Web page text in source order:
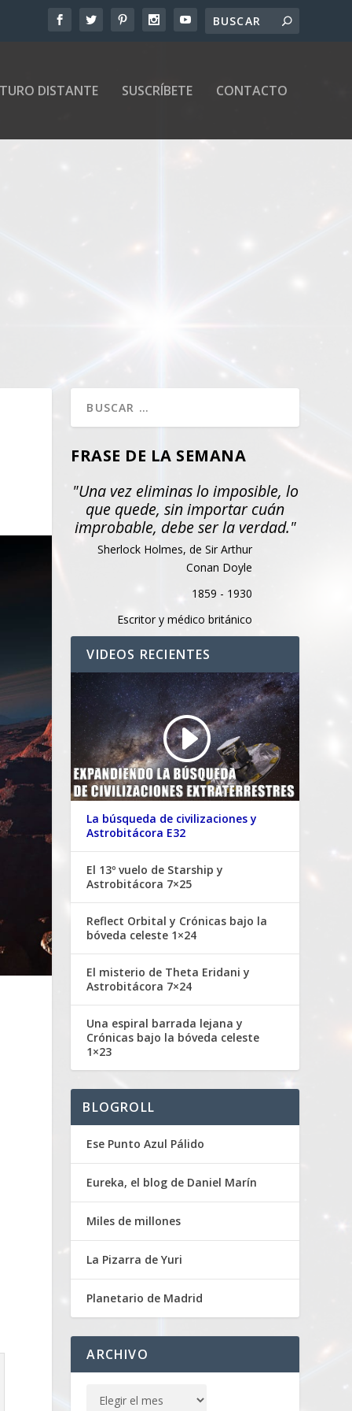
DISTANTE SUSCRÍBETE CONTACTO
FRASE DE LA SEMANA
"Una vez eliminas lo imposible, lo
que quede, sin importar cuán
improbable, debe ser la verdad."
Sherlock Holmes, de Sir Arthur
Conan Doyle
1859 - 1930
Escritor y médico británico
VIDEOS RECIENTES
La búsqueda de civilizaciones y
Astrobitácora E32
El 13º vuelo de Starship y
Astrobitácora 7×25
Reflect Orbital y Crónicas bajo la
bóveda celeste 1×24
El misterio de Theta Eridani y
Astrobitácora 7×24
Una espiral barrada lejana y
Crónicas bajo la bóveda celeste
1×23
BLOGROLL
Ese Punto Azul Pálido
Eureka, el blog de Daniel Marín
Miles de millones
La Pizarra de Yuri
Planetario de Madrid
ARCHIVO